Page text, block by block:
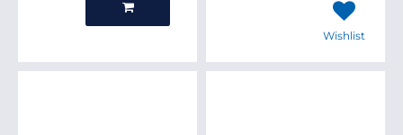
Wishlist